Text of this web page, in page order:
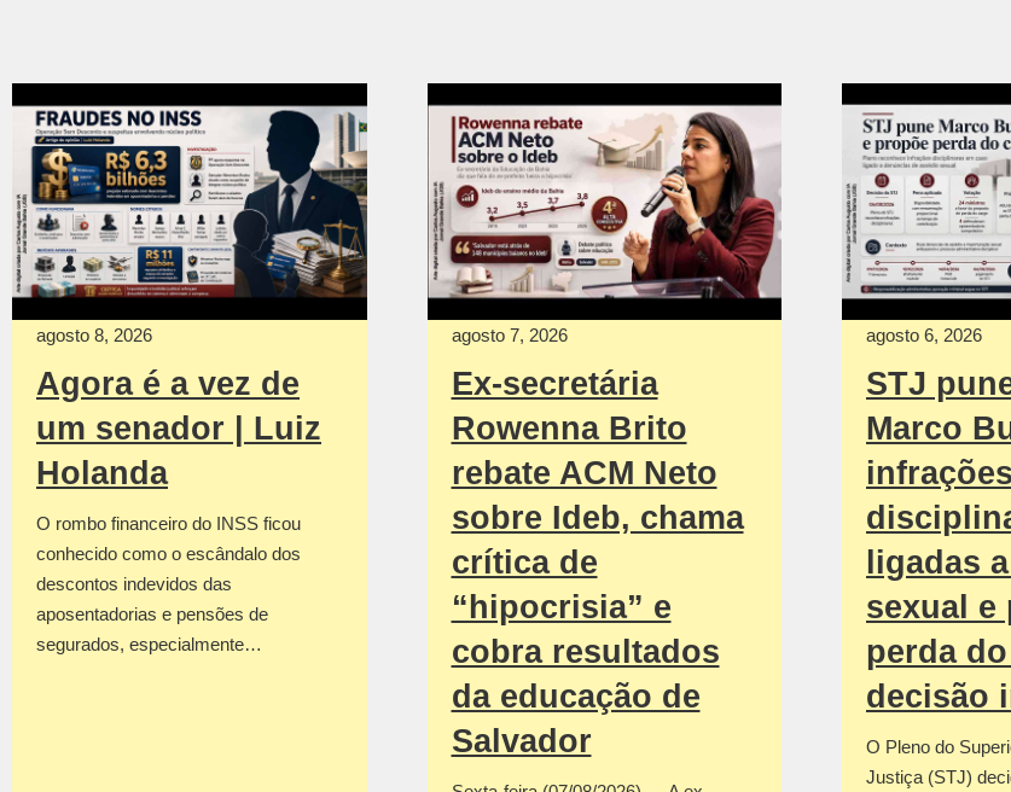
agosto 8, 2026
Agora é a vez de
um senador | Luiz
Holanda
O rombo financeiro do INSS ficou
conhecido como o escândalo dos
descontos indevidos das
aposentadorias e pensões de
segurados, especialmente…
agosto 7, 2026
Ex-secretária
Rowenna Brito
rebate ACM Neto
sobre Ideb, chama
crítica de
“hipocrisia” e
cobra resultados
da educação de
Salvador
agosto 6, 2026
STJ
Marco
infrações
ligadas
sexual e
perda
decisão
O Pleno do
Justiça (STJ)